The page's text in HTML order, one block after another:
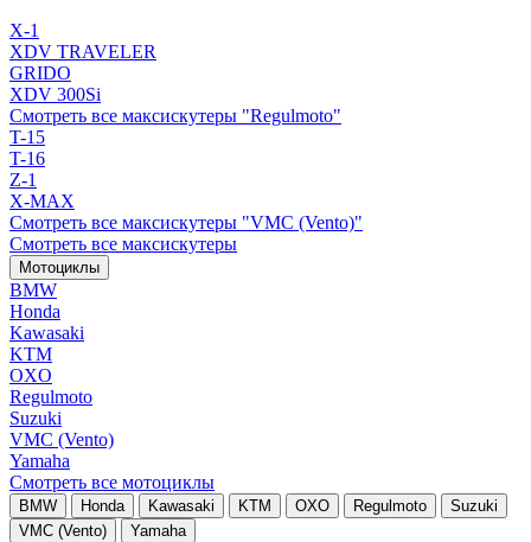
X-1
XDV TRAVELER
GRIDO
XDV 300Si
Смотреть все максискутеры "Regulmoto"
T-15
T-16
Z-1
X-MAX
Смотреть все максискутеры "VMC (Vento)"
Смотреть все максискутеры
Мотоциклы
BMW
Honda
Kawasaki
KTM
OXO
Regulmoto
Suzuki
VMC (Vento)
Yamaha
Смотреть все мотоциклы
BMW Honda Kawasaki KTM OXO Regulmoto
Suzuki
VMC (Vento)
Yamaha